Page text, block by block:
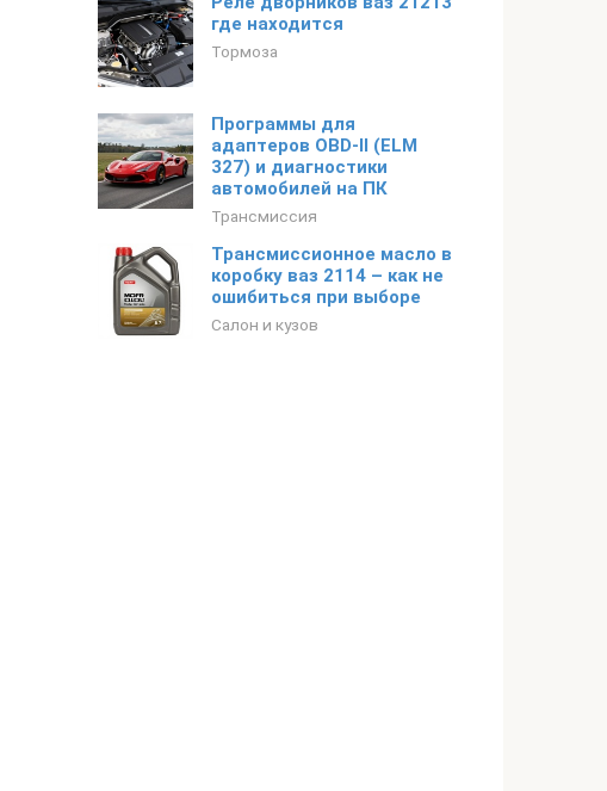
где находится
Тормоза
Программы для
адаптеров OBD-II (ELM
327) и диагностики
автомобилей на ПК
Трансмиссия
Трансмиссионное масло в
коробку ваз 2114 – как не
ошибиться при выборе
Салон и кузов